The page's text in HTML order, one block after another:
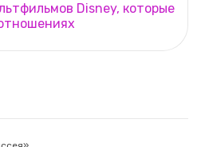
Disney, которые